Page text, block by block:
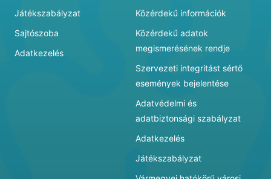
Játékszabályzat
Sajtószoba
Adatkezelés
Közérdekű információk
Közérdekű adatok
megismerésének rendje
Szervezeti integritást sértő
események bejelentése
Adatvédelmi és
adatbiztonsági szabályzat
Adatkezelés
Játékszabályzat